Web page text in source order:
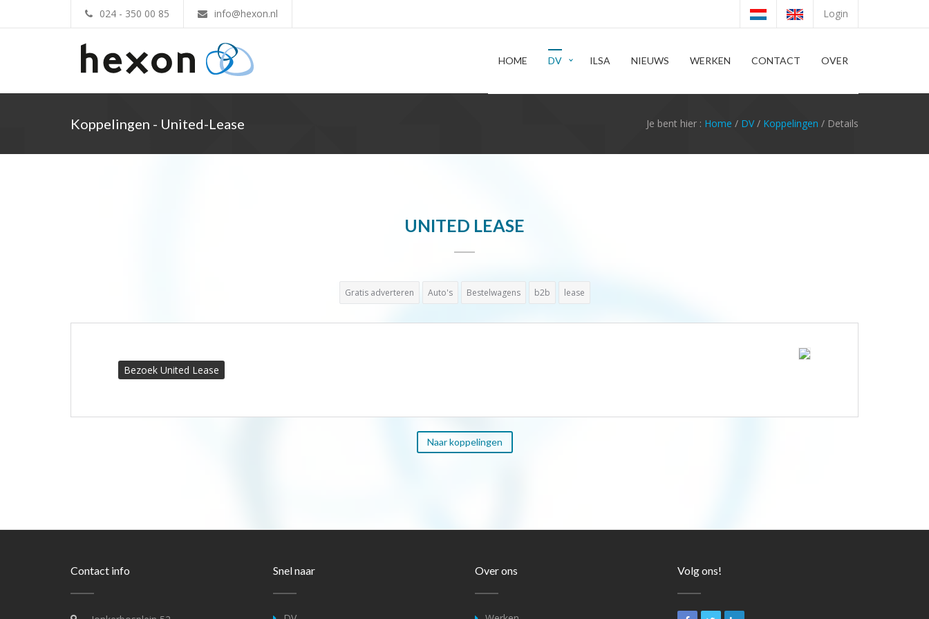
024 - 350 00 85 info@hexon.nl Login
HOME DV ILSA NIEUWS WERKEN CONTACT OVER
Koppelingen - United-Lease Je bent hier : Home / DV/ Koppelingen / Details
UNITED LEASE
Gratis adverteren Auto's Bestelwagens b2b lease
Bezoek United Lease
Naar koppelingen
Contact info Snel naar Over ons Volg ons!